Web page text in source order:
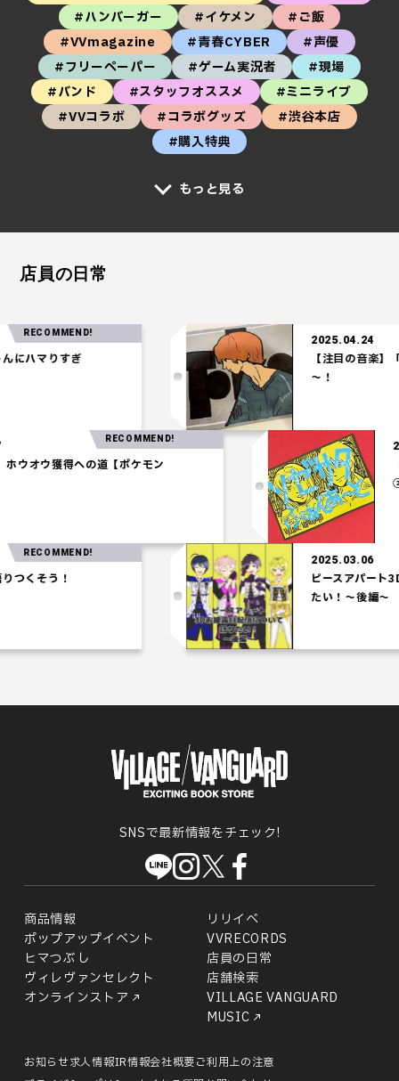
#ハンバーガー
#イケメン
#ご飯
#VVmagazine
#青春CYBER
#声優
#フリーペーパー
#ゲーム実況者
#現場
#バンド
#スタッフオススメ
#ミニライブ
#VVコラボ
#コラボグッズ
#渋谷本店
#購入特典
もっと見る
店員の日常
りすぎ
2025.04.24
【注目の音楽】「Tele
～！
一パ】ホウオウ獲得への道【ポケモン
RECOMMEND!
う！
2025.03.06
ピースアパート3Dお披
たい！～後編～
SNSで最新情報をチェック!
商品情報
リリイベ
ポップアップイベント
VVRECORDS
ヒマつぶし
店員の日常
ヴィレヴァンセレクト
店舗検索
オンラインストア
VILLAGE VANGUARD
MUSIC
お知らせ求人情報IR情報会社概要ご利用上の注意